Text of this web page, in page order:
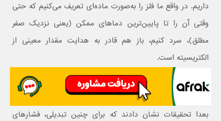
داریم. در واقع ما فلز را به‌صورت ماده‌ای تعریف می‌کنیم که حتی
وقتی آن را تا پایین‌ترین دماهای ممکن (یعنی نزدیک صفر
مطلق)، سرد کنیم، باز هم قادر به هدایت مقدار معینی از
الکتریسیته است.
بعدا تحقیقات نشان دادند که برای چنین تبدیلی، فشارهای